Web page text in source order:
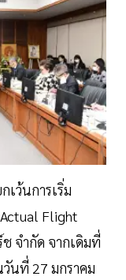
เว้นการเริ่ม
Flight
จำกัด จากเดิมที่
วันที่ 27 มกราคม